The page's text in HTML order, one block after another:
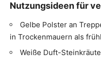
Nutzungsideen für
Gelbe Polster an
in Trockenmauern als
Weiße Duft-